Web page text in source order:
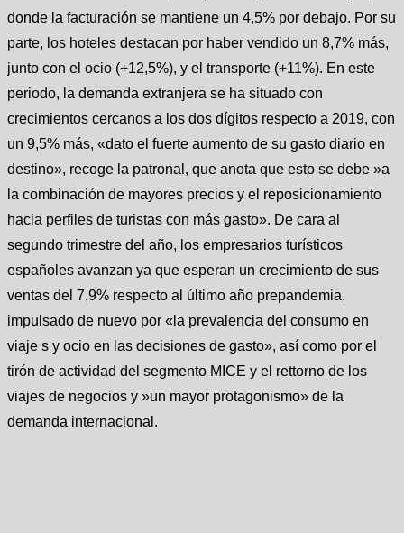
donde la facturación se mantiene un 4,5% por debajo. Por su
parte, los hoteles destacan por haber vendido un 8,7% más,
junto con el ocio (+12,5%), y el transporte (+11%). En este
periodo, la demanda extranjera se ha situado con
crecimientos cercanos a los dos dígitos respecto a 2019, con
un 9,5% más, «dato el fuerte aumento de su gasto diario en
destino», recoge la patronal, que anota que esto se debe »a
la combinación de mayores precios y el reposicionamiento
hacia perfiles de turistas con más gasto». De cara al
segundo trimestre del año, los empresarios turísticos
españoles avanzan ya que esperan un crecimiento de sus
ventas del 7,9% respecto al último año prepandemia,
impulsado de nuevo por «la prevalencia del consumo en
viaje s y ocio en las decisiones de gasto», así como por el
tirón de actividad del segmento MICE y el rettorno de los
viajes de negocios y »un mayor protagonismo» de la
demanda internacional.